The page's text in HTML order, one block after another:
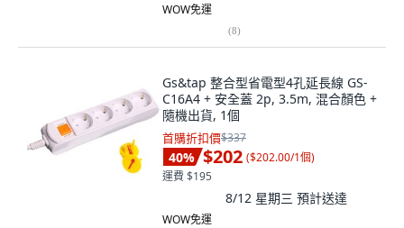
WOW免運
(8)
Gs&tap 整合型省電型4孔延長線 GS-
C16A4 + 安全蓋 2p, 3.5m, 混合顏色 +
隨機出貨, 1個
首購折扣價$337
40% $202 ($202.00/1個)
運費 $195
8/12 星期三 預計送達
WOW免運